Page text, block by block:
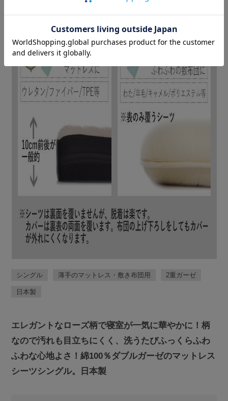
シングル 薄手のマットレス・敷き布団用 2重ガーゼ
日本製
エレガントなローズ柄で寝室が一気に華やかに！柄
なので汚れも目立ちにくく、洗うたびふっくらふわ
ふわな心地よさ！綿100％ダブルガーゼのマットレス
シーツシングル。日本製